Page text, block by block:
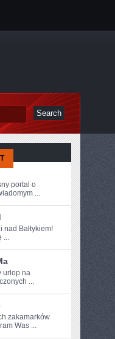
portal o
...
nad Bałtykiem!
...
urlop na
...
zakamarków
Was ...